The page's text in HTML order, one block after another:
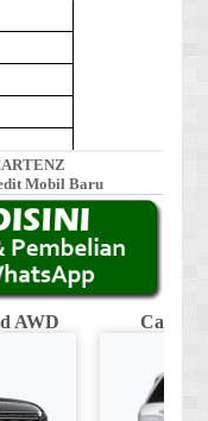
Mobil Baru
AWD